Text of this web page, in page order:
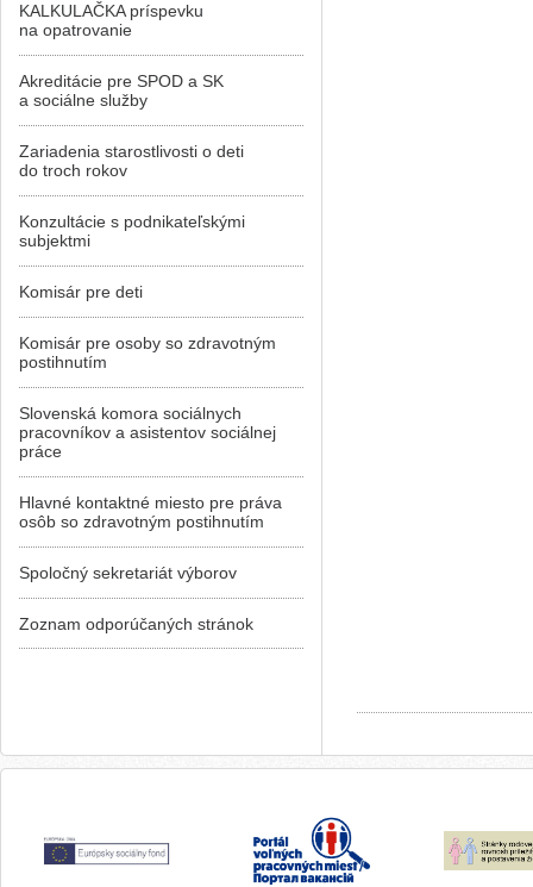
KALKULAČKA príspevku
na opatrovanie
Akreditácie pre SPOD a SK
a sociálne služby
Zariadenia starostlivosti o deti
do troch rokov
Konzultácie s podnikateľskými
subjektmi
Komisár pre deti
Komisár pre osoby so zdravotným
postihnutím
Slovenská komora sociálnych
pracovníkov a asistentov sociálnej
práce
Hlavné kontaktné miesto pre práva
osôb so zdravotným postihnutím
Spoločný sekretariát výborov
Zoznam odporúčaných stránok